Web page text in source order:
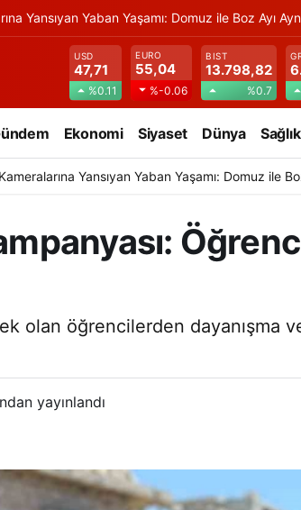
Yansıyan Yaban Yaşamı: Domuz ile Boz Ayı
USD
47,71
%0.11
EURO
55,04
%-0.06
BIST
13.798,82
%0.7
Ekonomi Siyaset Dünya Sağlık
Yansıyan Yaban Yaşamı: Domuz ile
olan öğrencilerden dayanışma
yayınlandı